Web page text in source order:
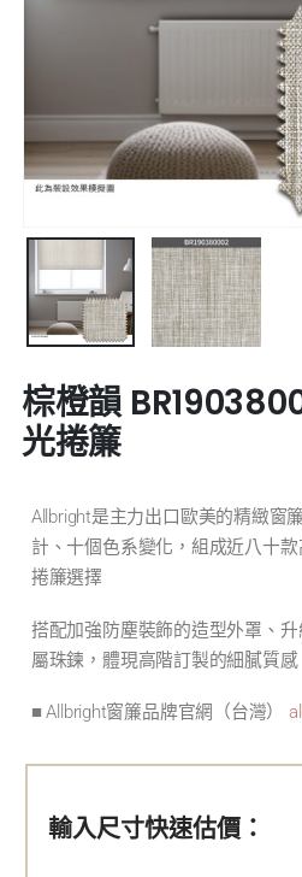
棕橙韻
光捲簾
Allbright是主力出口歐美的精緻窗
計、十個色系變化，組成近八十
捲簾選擇
搭配加強防塵裝飾的造型外罩、
屬珠鍊，體現高階訂製的細膩質感
■ Allbright窗簾品牌官網（台灣）
輸入尺寸快速估價：